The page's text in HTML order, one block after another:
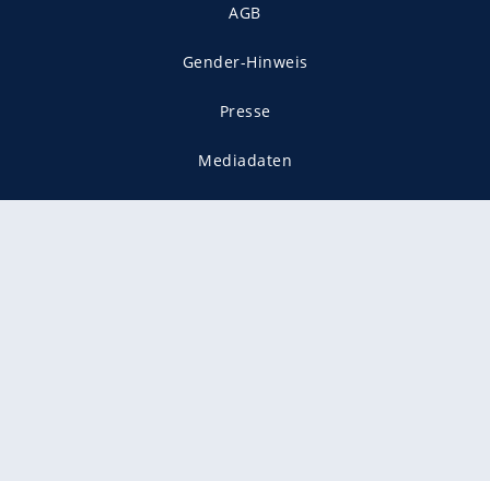
AGB
Gender-Hinweis
Presse
Mediadaten